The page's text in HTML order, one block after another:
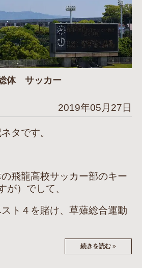
体 サッカー
2019年05月27日
タです。
飛龍高校サッカー部のキー
が）でして、
ト４を賭け、草薙総合運動
続きを読む »